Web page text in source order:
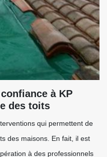
à KP
des toits
qui permettent de
des maisons. En fait, il est
à des professionnels